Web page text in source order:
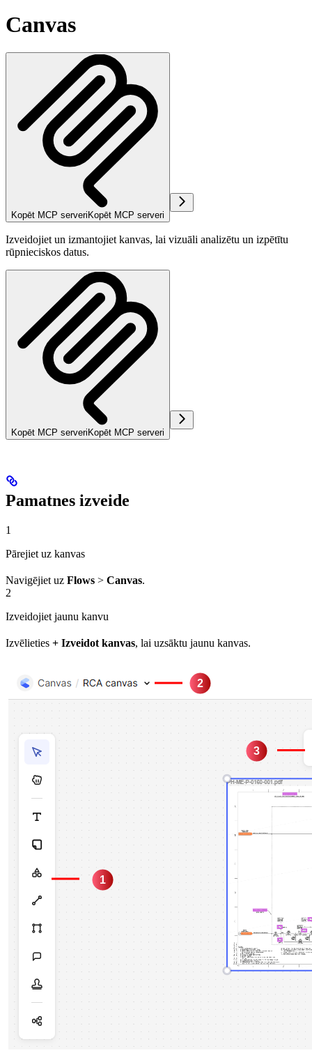
Canvas
Kopēt MCP serveri Kopēt MCP serveri
Izveidojiet un izmantojiet kanvas, lai vizuāli analizētu un izpētītu
rūpnieciskos datus.
Kopēt MCP serveri Kopēt MCP serveri
Pamatnes izveide
1
Pārejiet uz kanvas
Navigējiet uz Flows > Canvas.
2
Izveidojiet jaunu kanvu
Izvēlieties + Izveidot kanvas, lai uzsāktu jaunu kanvas.